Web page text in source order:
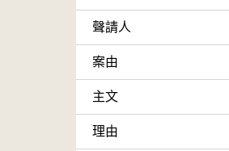
聲請人
案由
主文
理由